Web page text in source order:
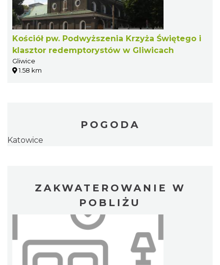
Kościół pw. Podwyższenia Krzyża Świętego i
klasztor redemptorystów w Gliwicach
Gliwice
1.58 km
POGODA
Katowice
ZAKWATEROWANIE W
POBLIŻU